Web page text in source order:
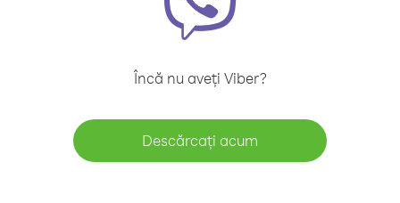
Încă nu aveți Viber?
Descărcați acum